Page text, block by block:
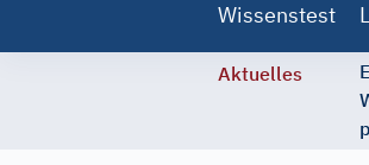
navigation
Wissenstest
Aktuelles